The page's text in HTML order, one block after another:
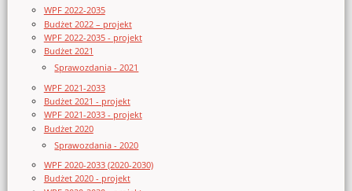
WPF 2022-2035
Budżet 2022 – projekt
WPF 2022-2035 - projekt
Budżet 2021
Sprawozdania - 2021
WPF 2021-2033
Budżet 2021 - projekt
WPF 2021-2033 - projekt
Budżet 2020
Sprawozdania - 2020
WPF 2020-2033 (2020-2030)
Budżet 2020 - projekt